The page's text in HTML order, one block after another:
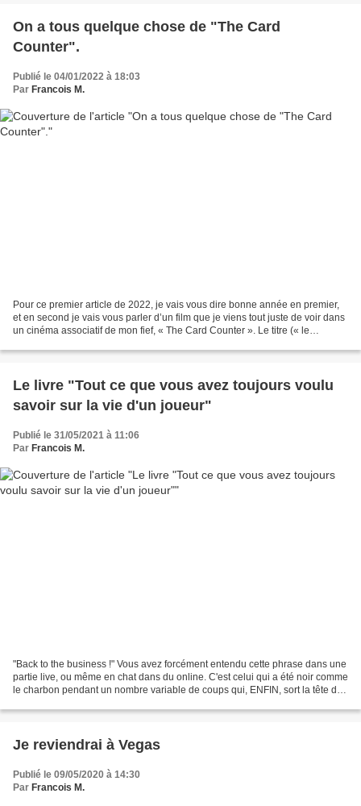
On a tous quelque chose de "The Card
Counter".
Publié le 04/01/2022 à 18:03
Par Francois M.
Pour ce premier article de 2022, je vais vous dire bonne année en premier,
et en second je vais vous parler d’un film que je viens tout juste de voir dans
un cinéma associatif de mon fief, « The Card Counter ». Le titre (« le
Le livre "Tout ce que vous avez toujours voulu
savoir sur la vie d'un joueur"
Publié le 31/05/2021 à 11:06
Par Francois M.
"Back to the business !" Vous avez forcément entendu cette phrase dans une
partie live, ou même en chat dans du online. C'est celui qui a été noir comme
le charbon pendant un nombre variable de coups qui, ENFIN, sort la tête de
Je reviendrai à Vegas
Publié le 09/05/2020 à 14:30
Par Francois M.